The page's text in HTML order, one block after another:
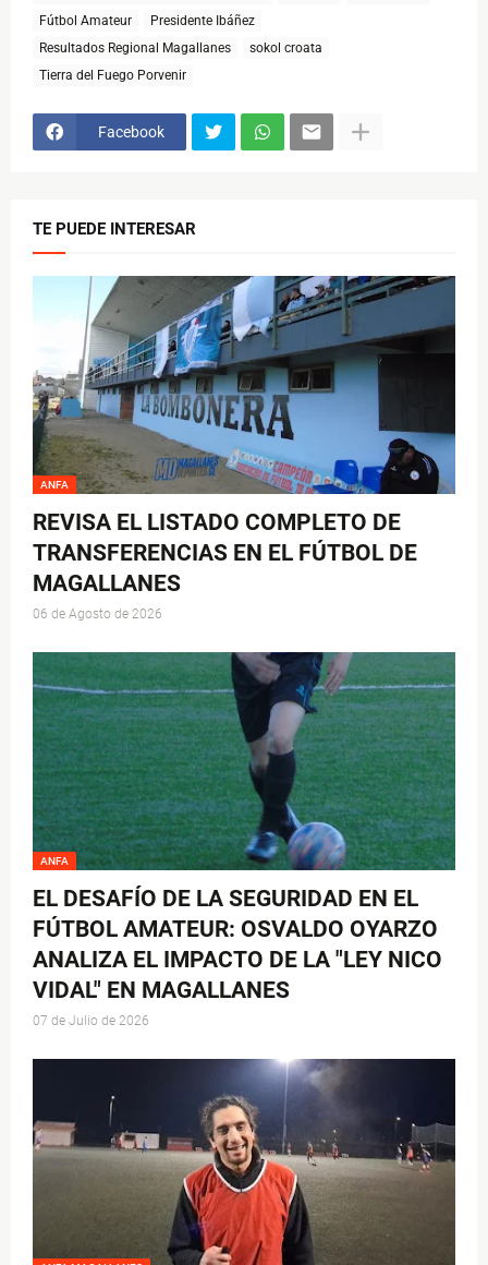
Fútbol Amateur
Presidente Ibáñez
Resultados Regional Magallanes
sokol croata
Tierra del Fuego Porvenir
Facebook
TE PUEDE INTERESAR
ANFA
REVISA EL LISTADO COMPLETO DE
TRANSFERENCIAS EN EL FÚTBOL DE
MAGALLANES
06 de Agosto de 2026
ANFA
EL DESAFÍO DE LA SEGURIDAD EN EL
FÚTBOL AMATEUR: OSVALDO OYARZO
ANALIZA EL IMPACTO DE LA "LEY NICO
VIDAL" EN MAGALLANES
07 de Julio de 2026